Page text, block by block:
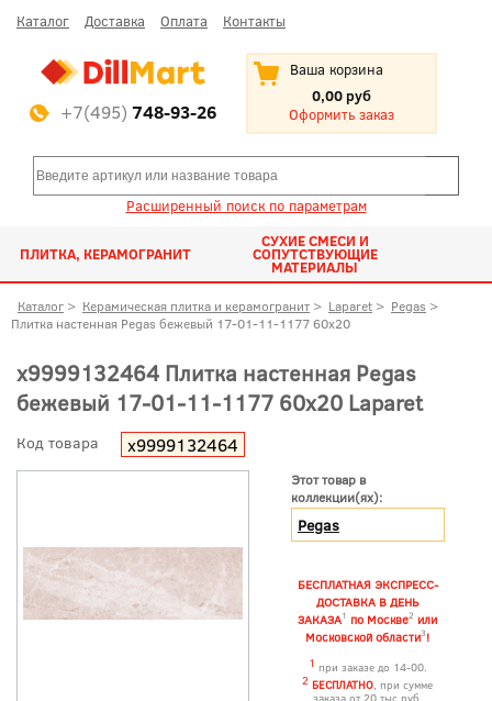
Каталог Доставка Оплата Контакты
+7(495) 748-93-26
Ваша корзина
0,00 руб
Оформить заказ
Расширенный поиск по параметрам
ПЛИТКА, КЕРАМОГРАНИТ
СУХИЕ СМЕСИ И
СОПУТСТВУЮЩИЕ
МАТЕРИАЛЫ
Каталог > Керамическая плитка и керамогранит > Laparet > Pegas >
Плитка настенная Pegas бежевый 17-01-11-1177 60x20
х9999132464 Плитка настенная Pegas
бежевый 17-01-11-1177 60x20 Laparet
Код товара х9999132464
Этот товар в
коллекции(ях):
Pegas
БЕСПЛАТНАЯ ЭКСПРЕСС-
ДОСТАВКА В ДЕНЬ
ЗАКАЗА1 по Москве2 или
Московской области3!
1 при заказе до 14-00.
2 БЕСПЛАТНО, при сумме